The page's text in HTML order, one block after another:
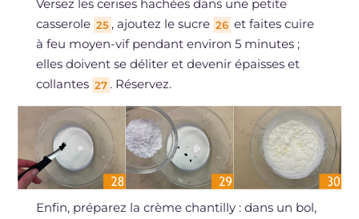
Versez les cerises hachées dans une petite
casserole 25 , ajoutez le sucre 26 et faites cuire
à feu moyen-vif pendant environ 5 minutes ;
elles doivent se déliter et devenir épaisses et
collantes 27 . Réservez.
Enfin, préparez la crème chantilly : dans un bol,